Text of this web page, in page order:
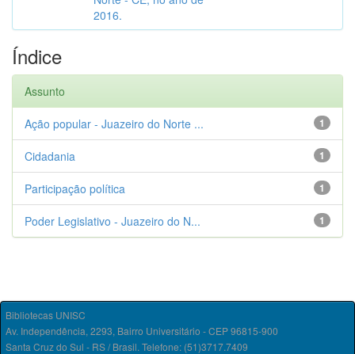
2016.
Índice
Assunto
1
Ação popular - Juazeiro do Norte ...
1
Cidadania
1
Participação política
1
Poder Legislativo - Juazeiro do N...
Bibliotecas UNISC
Av. Independência, 2293, Bairro Universitário - CEP 96815-900
Santa Cruz do Sul - RS / Brasil. Telefone: (51)3717.7409